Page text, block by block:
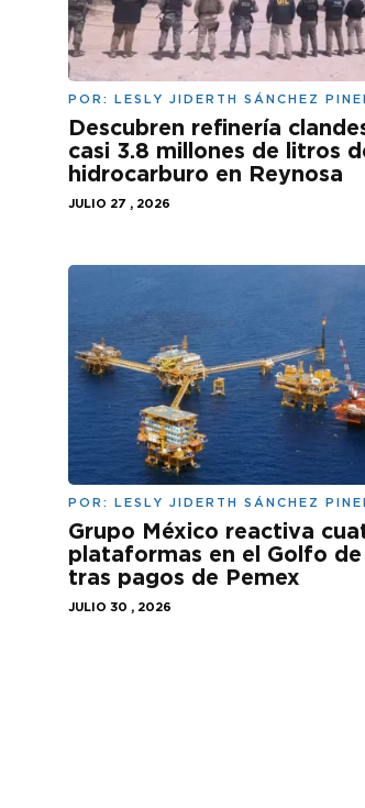
POR: LESLY JIDERTH SÁNCHEZ
Descubren refinería
casi 3.8 millones de litros
hidrocarburo en Reynosa
JULIO 27 , 2026
POR: LESLY JIDERTH SÁNCHEZ
Grupo México reactiva
plataformas en el Golfo
tras pagos de Pemex
JULIO 30 , 2026